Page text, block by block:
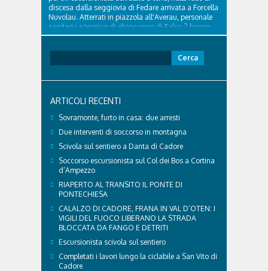
discesa dalla seggiovia di Fedare arrivata a Forcella
Nuvolau. Atterrati in piazzola all'Averau, personale
sanitario e tecnico di elisoccorso di Falco 2 hanno
raggiunto il 74enne di Teolo...
per:
ARTICOLI RECENTI
Sovramonte, furto in casa: due arresti
Due interventi di soccorso in montagna
Scivola sul sentiero a Danta di Cadore
Soccorso escursionista sul Col dei Bos a Cortina
d’Ampezzo
RIAPERTO AL TRANSITO IL PONTE DI
PONTECHIESA
CALALZO DI CADORE, FRANA IN VAL D’OTEN: I
VIGILI DEL FUOCO LIBERANO LA STRADA
BLOCCATA DA FANGO E DETRITI
Escursionista scivola sul sentiero
Completati i lavori lungo la ciclabile a San Vito di
Cadore